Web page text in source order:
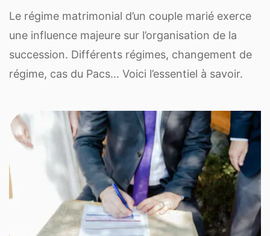
Le régime matrimonial d’un couple marié exerce
une influence majeure sur l’organisation de la
succession. Différents régimes, changement de
régime, cas du Pacs… Voici l’essentiel à savoir.